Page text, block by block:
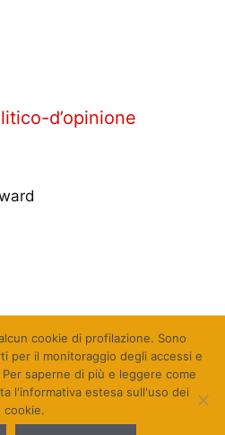
d’opinione
cookie di profilazione. Sono
per il monitoraggio degli accessi e
saperne di più e leggere come
l'informativa estesa sull'uso dei
cookie.